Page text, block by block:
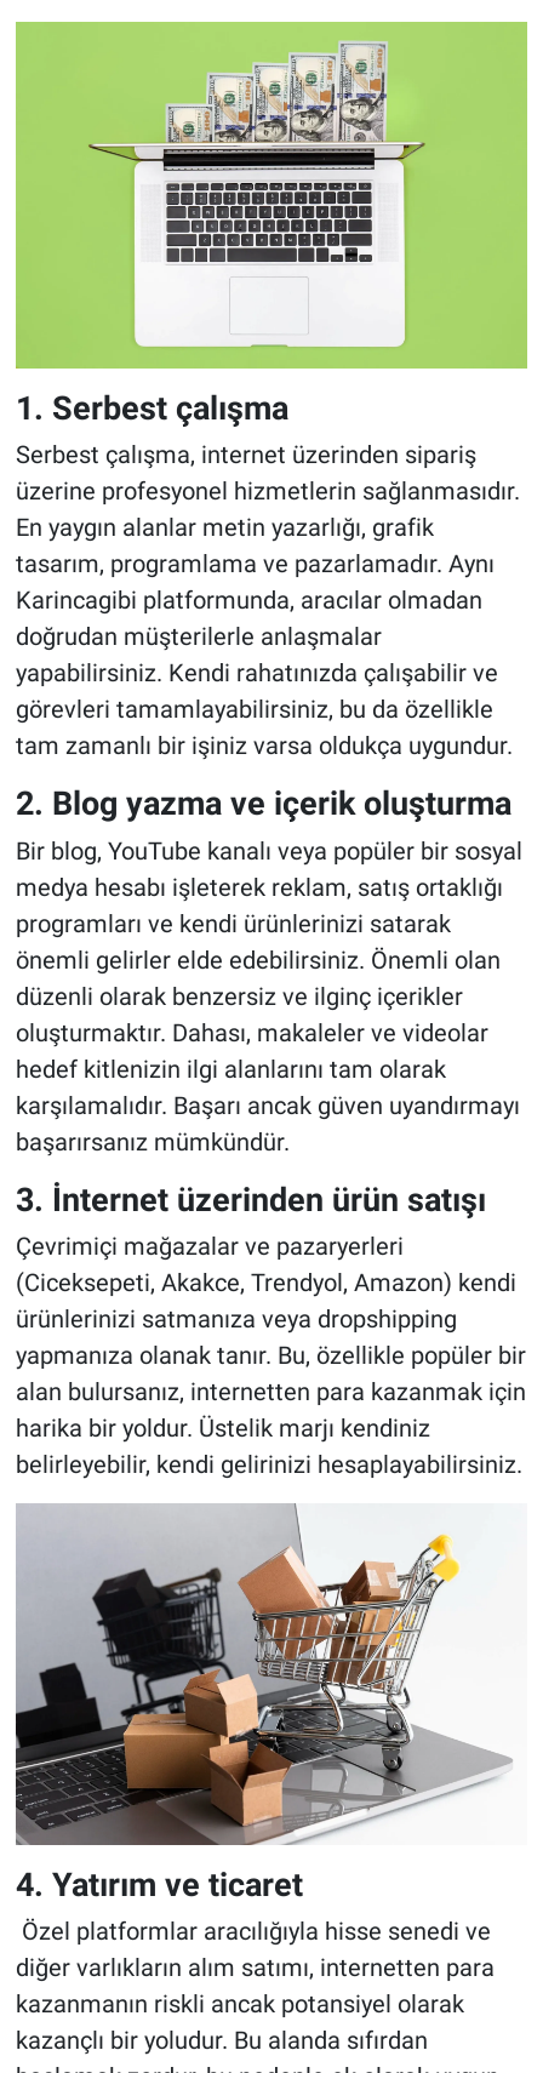
1. Serbest çalışma
Serbest çalışma, internet üzerinden sipariş
üzerine profesyonel hizmetlerin sağlanmasıdır.
En yaygın alanlar metin yazarlığı, grafik
tasarım, programlama ve pazarlamadır. Aynı
Karincagibi platformunda, aracılar olmadan
doğrudan müşterilerle anlaşmalar
yapabilirsiniz. Kendi rahatınızda çalışabilir ve
görevleri tamamlayabilirsiniz, bu da özellikle
tam zamanlı bir işiniz varsa oldukça uygundur.
2. Blog yazma ve içerik oluşturma
Bir blog, YouTube kanalı veya popüler bir sosyal
medya hesabı işleterek reklam, satış ortaklığı
programları ve kendi ürünlerinizi satarak
önemli gelirler elde edebilirsiniz. Önemli olan
düzenli olarak benzersiz ve ilginç içerikler
oluşturmaktır. Dahası, makaleler ve videolar
hedef kitlenizin ilgi alanlarını tam olarak
karşılamalıdır. Başarı ancak güven uyandırmayı
başarırsanız mümkündür.
3. İnternet üzerinden ürün satışı
Çevrimiçi mağazalar ve pazaryerleri
(Ciceksepeti, Akakce, Trendyol, Amazon) kendi
ürünlerinizi satmanıza veya dropshipping
yapmanıza olanak tanır. Bu, özellikle popüler bir
alan bulursanız, internetten para kazanmak için
harika bir yoldur. Üstelik marjı kendiniz
belirleyebilir, kendi gelirinizi hesaplayabilirsiniz.
4. Yatırım ve ticaret
Özel platformlar aracılığıyla hisse senedi ve
diğer varlıkların alım satımı, internetten para
kazanmanın riskli ancak potansiyel olarak
kazançlı bir yoludur. Bu alanda sıfırdan
Güvenlik